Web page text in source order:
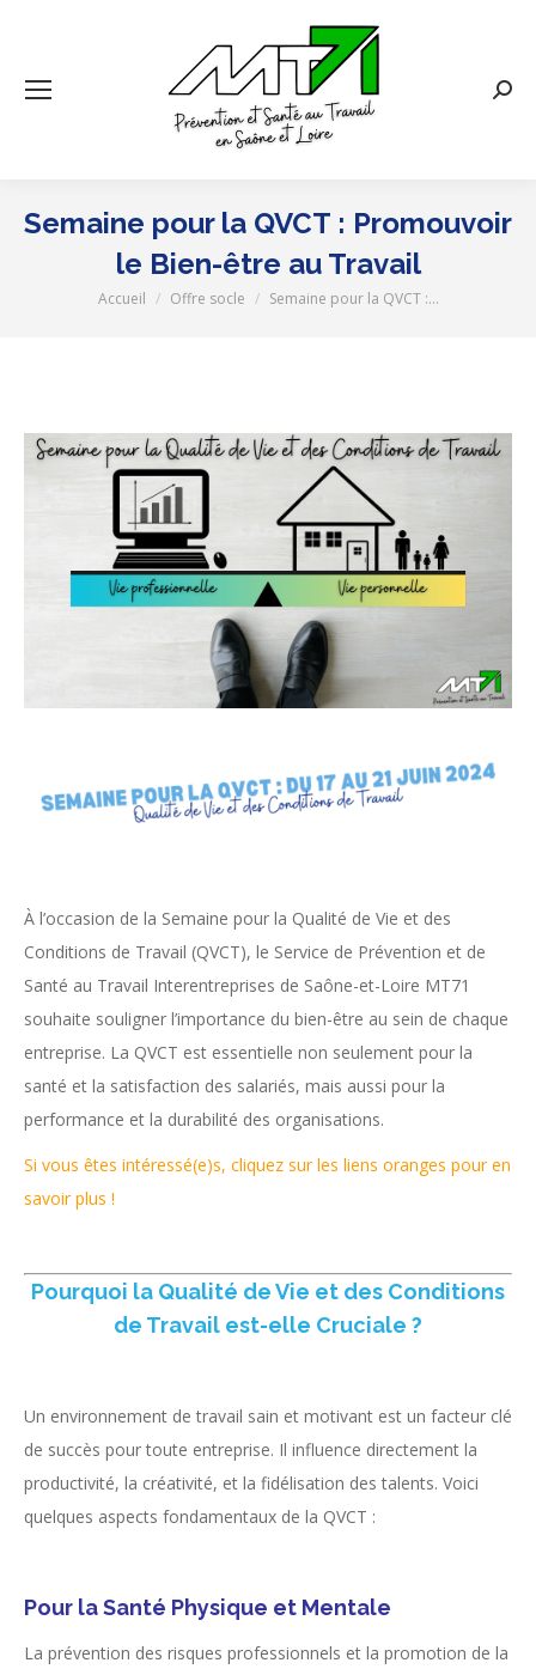
Semaine pour la QVCT : Promouvoir
le Bien-être au Travail
Vous êtes ici :
Accueil Offre socle Semaine pour la QVCT :…
À l’occasion de la Semaine pour la Qualité de Vie et des
Conditions de Travail (QVCT), le Service de Prévention et de
Santé au Travail Interentreprises de Saône-et-Loire MT71
souhaite souligner l’importance du bien-être au sein de chaque
entreprise. La QVCT est essentielle non seulement pour la
santé et la satisfaction des salariés, mais aussi pour la
performance et la durabilité des organisations.
Si vous êtes intéressé(e)s, cliquez sur les liens oranges pour en
savoir plus !
Pourquoi la Qualité de Vie et des Conditions
de Travail est-elle Cruciale ?
Un environnement de travail sain et motivant est un facteur clé
de succès pour toute entreprise. Il influence directement la
productivité, la créativité, et la fidélisation des talents. Voici
quelques aspects fondamentaux de la QVCT :
Pour la Santé Physique et Mentale
La prévention des risques professionnels et la promotion de la